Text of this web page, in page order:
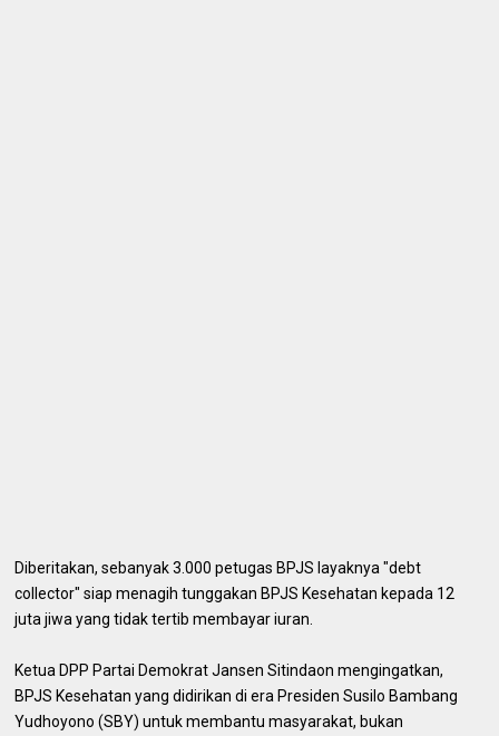
Diberitakan, sebanyak 3.000 petugas BPJS layaknya "debt
collector" siap menagih tunggakan BPJS Kesehatan kepada 12
juta jiwa yang tidak tertib membayar iuran.
Ketua DPP Partai Demokrat Jansen Sitindaon mengingatkan,
BPJS Kesehatan yang didirikan di era Presiden Susilo Bambang
Yudhoyono (SBY) untuk membantu masyarakat, bukan